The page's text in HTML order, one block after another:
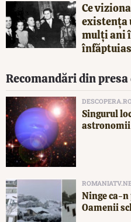
Ce
existența
mulți ani
Recomandări din presa
Singurul
astronomii
Ninge ca-n
Oamenii